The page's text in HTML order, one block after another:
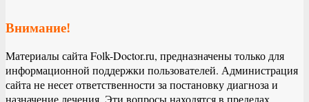
Внимание!
Материалы сайта Folk-Doctor.ru, предназначены только для
информационной поддержки пользователей. Администрация
сайта не несет ответственности за постановку диагноза и